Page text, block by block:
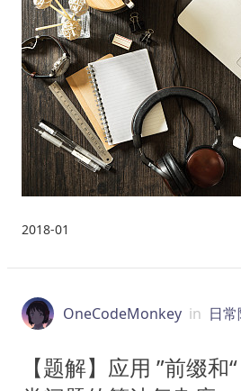
2018-01
OneCodeMonkey in 日
【题解】应用 ”前缀